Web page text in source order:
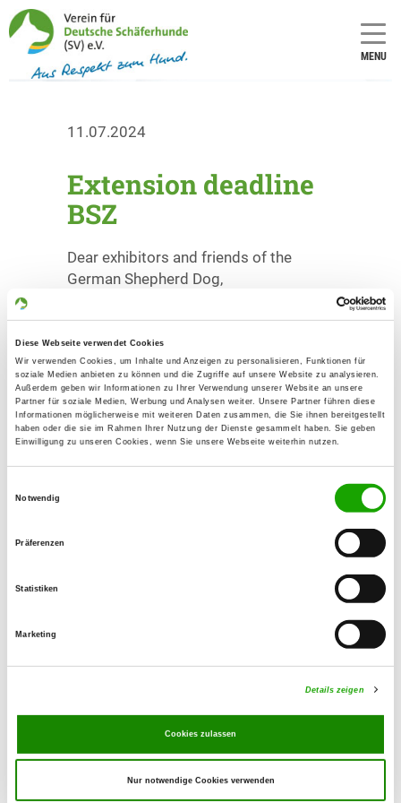
Diese Webseite verwendet Cookies
Wir verwenden Cookies, um Inhalte und Anzeigen zu personalisieren, Funktionen für
soziale Medien anbieten zu können und die Zugriffe auf unsere Website zu analysieren.
Außerdem geben wir Informationen zu Ihrer Verwendung unserer Website an unsere
Partner für soziale Medien, Werbung und Analysen weiter. Unsere Partner führen diese
Informationen möglicherweise mit weiteren Daten zusammen, die Sie ihnen bereitgestellt
haben oder die sie im Rahmen Ihrer Nutzung der Dienste gesammelt haben. Sie geben
Einwilligung zu unseren Cookies, wenn Sie unsere Webseite weiterhin nutzen.
Notwendig
Präferenzen
Statistiken
Marketing
Details zeigen
Cookies zulassen
Nur notwendige Cookies verwenden
MENU
11.07.2024
Extension deadline
BSZ
Dear exhibitors and friends of the
German Shepherd Dog,
the deadline for entries for the
Bundessiegerzuchtschau 2024 until
July 22, 2024.
With this we want to accommodate all
exhibitors which still didn’t decide
about a participation in the
to the Registration Form...